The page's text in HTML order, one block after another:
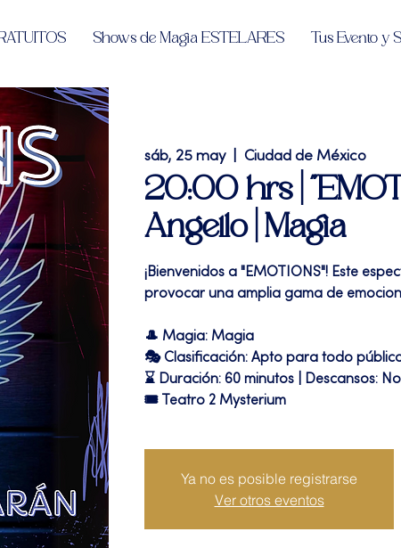
Shows de Magia ESTELARES Tus Evento y
sáb, 25 may
  |
Ciudad de México
20:00 hrs |
Angello | Magia
¡Bienvenidos a "EMOTIONS"! Este
provocar una amplia gama de
🎩 Magia: Magia
🎭 Clasificación: Apto para todo
⌛ Duración: 60 minutos | Descansos: No
🎟 Teatro 2 Mysterium
Ya no es posible registrarse
Ver otros eventos